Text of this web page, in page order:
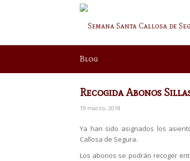
Blog
Recogida Abonos
19 marzo, 2018
Ya han sido asignados los
Callosa de Segura.
Los abonos se podrán recoger